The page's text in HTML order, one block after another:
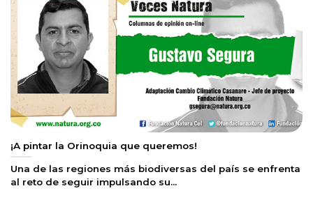
¡A pintar la Orinoquia que queremos!
Una de las regiones más biodiversas del país se enfrenta
al reto de seguir impulsando su...